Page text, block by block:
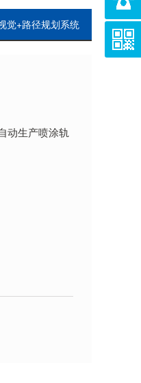
觉+路径规划系统
动生产喷涂轨